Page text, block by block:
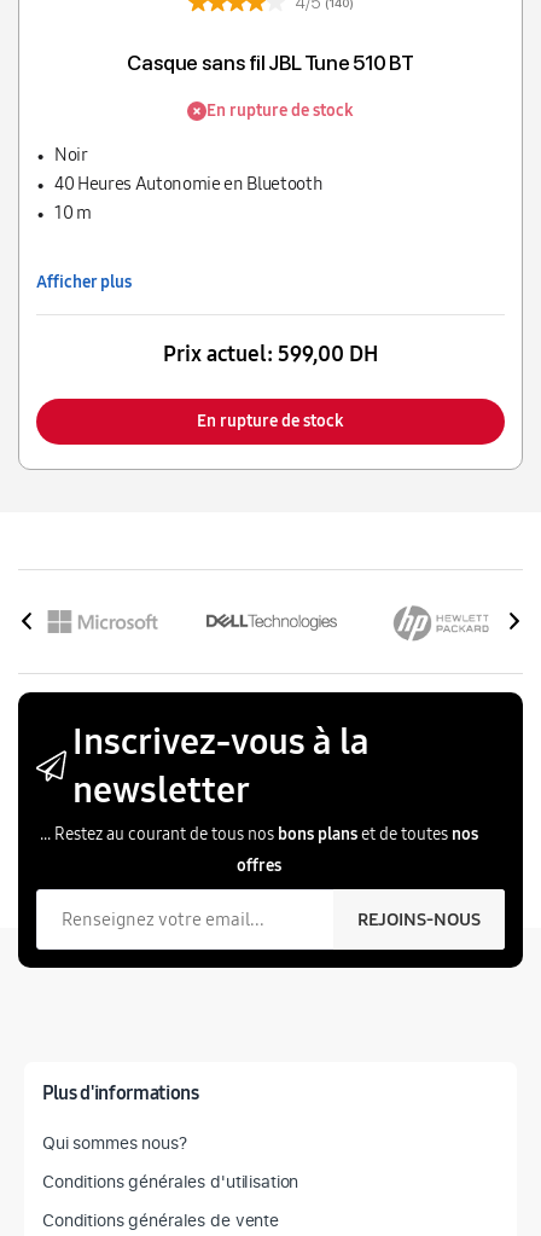
Casque sans fil JBL Tune 510 BT
En rupture de stock
Noir
40 Heures Autonomie en Bluetooth
10 m
Afficher plus
Prix actuel: 599,00 DH
En rupture de stock
Inscrivez-vous à la
newsletter
... Restez au courant de tous nos bons planset de toutes nos
offres
REJOINS-NOUS
Plus d'informations
Qui sommes nous?
Conditions générales d'utilisation
Conditions générales de vente